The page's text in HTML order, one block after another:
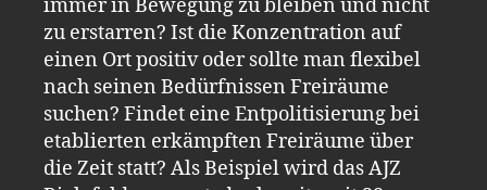
immer in Bewegung zu bleiben und nicht
zu erstarren? Ist die Konzentration auf
einen Ort positiv oder sollte man flexibel
nach seinen Bedürfnissen Freiräume
suchen? Findet eine Entpolitisierung bei
etablierten erkämpften Freiräume über
die Zeit statt? Als Beispiel wird das AJZ